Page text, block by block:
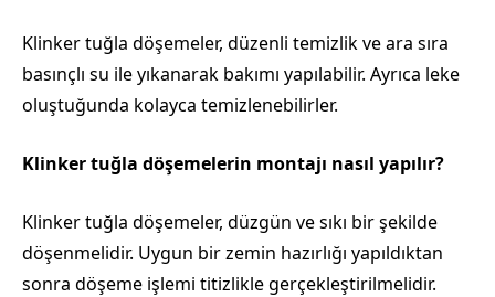
Klinker tuğla döşemeler, düzenli temizlik ve ara sıra
basınçlı su ile yıkanarak bakımı yapılabilir. Ayrıca leke
oluştuğunda kolayca temizlenebilirler.
Klinker tuğla döşemelerin montajı nasıl yapılır?
Klinker tuğla döşemeler, düzgün ve sıkı bir şekilde
döşenmelidir. Uygun bir zemin hazırlığı yapıldıktan
sonra döşeme işlemi titizlikle gerçekleştirilmelidir.